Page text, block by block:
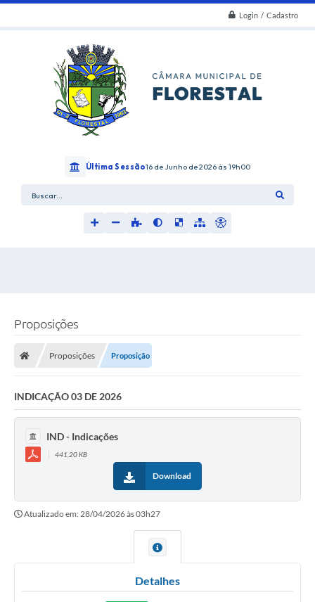
Login / Cadastro
Buscar...
Última Sessão16 de Junho de 2026 19h00
Proposições
Proposições Proposição
INDICAÇÃO 03 DE 2026
IND - Indicações
441,20 KB
Download
Atualizado em: 28/04/2026 às 03h27
Detalhes